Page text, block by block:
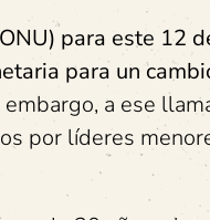
para este 12
para un
embargo, a ese
por líderes